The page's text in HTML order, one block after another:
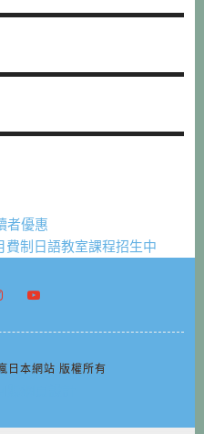
者優惠
費制日語教室課程招生中
本網站 版權所有